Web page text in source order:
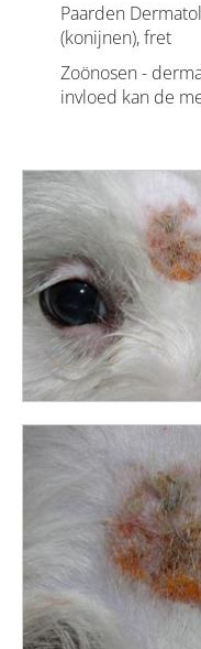
Paarden
(konijnen), fret
Zoönosen -
invloed kan de